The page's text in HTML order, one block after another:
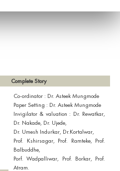
Complete Story
Co-ordinator : Dr. Asteek Mungmode
Paper Setting : Dr. Asteek Mungmode
Invigilator & valuation : Dr. Rewatkar,
Dr. Nakade, Dr. Ujede,
Dr. Umesh Indurkar, Dr.Kortalwar,
Prof. Kshirsagar, Prof. Ramteke, Prof.
Balbuddhe,
Porf. Wadpalliwar, Prof. Borkar, Prof.
Atram.